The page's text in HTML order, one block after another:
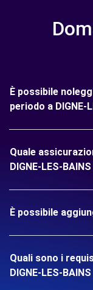
È possibile
periodo a DIGNE-
Quale
DIGNE-LES-BAINS
È possibile
Quali sono i
DIGNE-LES-BAINS